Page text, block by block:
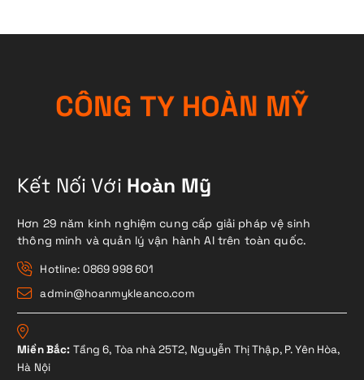
CÔNG TY HOÀN MỸ
Kết Nối Với Hoàn Mỹ
Hơn 29 năm kinh nghiệm cung cấp giải pháp vệ sinh
thông minh và quản lý vận hành AI trên toàn quốc.
Hotline: 0869 998 601
admin@hoanmykleanco.com
Miền Bắc: Tầng 6, Tòa nhà 25T2, Nguyễn Thị Thập, P. Yên Hòa,
Hà Nội